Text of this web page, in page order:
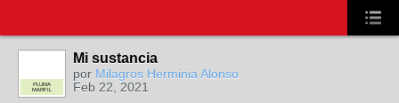
PLUMA
MARFIL
Mi sustancia
por Milagros Herminia Alonso
Feb 22, 2021